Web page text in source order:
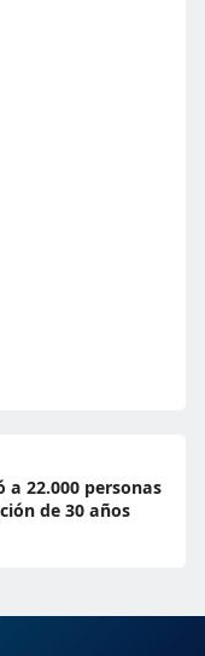
22.000 personas
de 30 años